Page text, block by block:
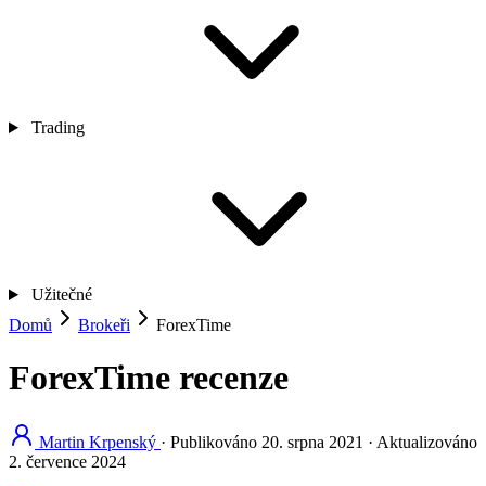
Trading
Užitečné
Domů
Brokeři ForexTime
ForexTime recenze
Martin Krpenský · Publikováno 20. srpna 2021 · Aktualizováno
2. července 2024